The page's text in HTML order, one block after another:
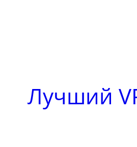
Лучший